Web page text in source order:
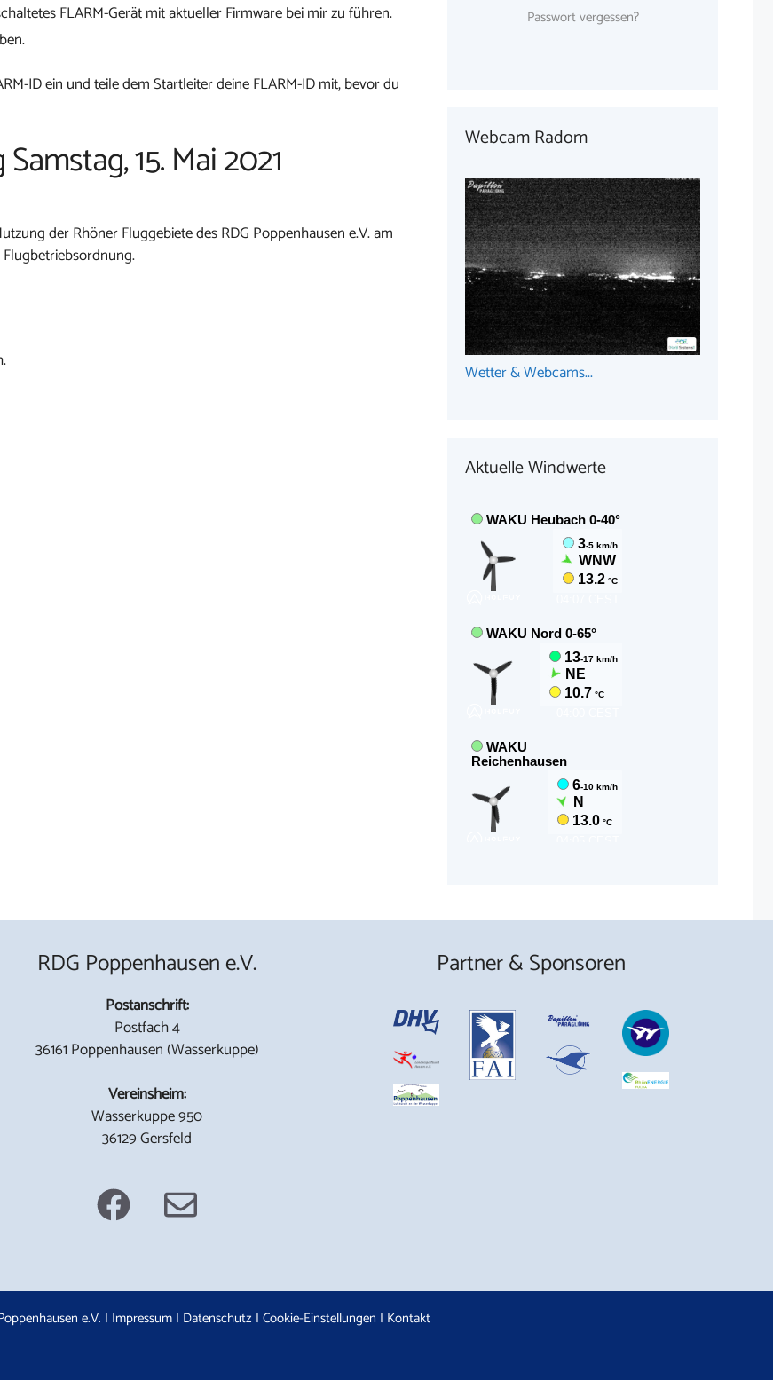
FLARM-Gerät mit aktueller Firmware bei mir zu führen.
ID ein und teile dem Startleiter deine FLARM-ID mit, bevor du
15. Mai 2021
der Rhöner Fluggebiete des RDG Poppenhausen e.V. am
Passwort vergessen?
Webcam Radom
Wetter & Webcams...
Aktuelle Windwerte
RDG Poppenhausen e.V.
Postanschrift:
Postfach 4
36161 Poppenhausen (Wasserkuppe)
Vereinsheim:
Wasserkuppe 950
36129 Gersfeld
Partner & Sponsoren
e.V. | Impressum| Datenschutz | Cookie-Einstellungen | Kontakt